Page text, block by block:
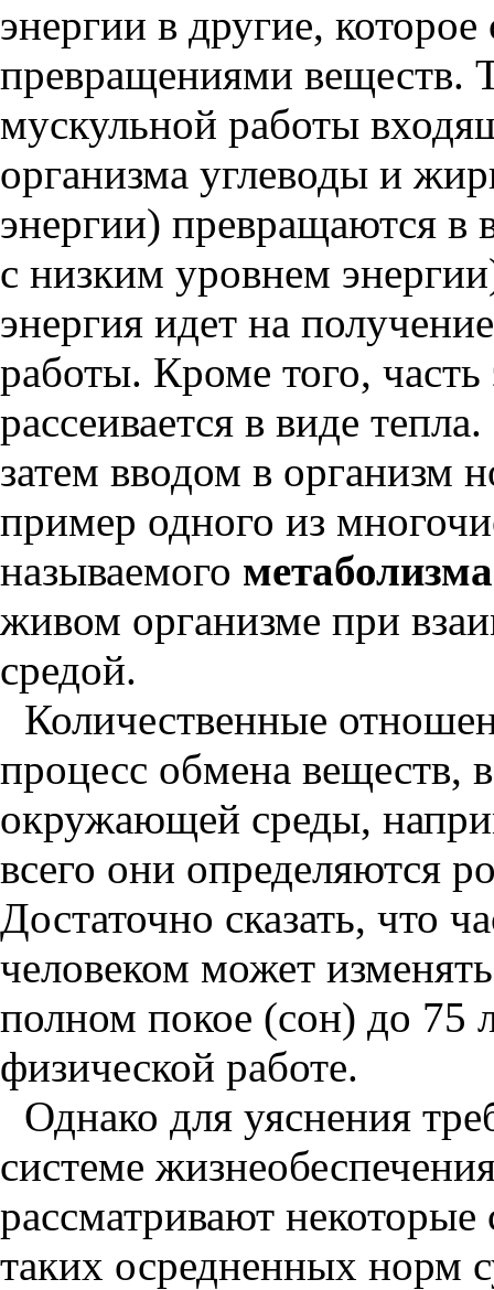
энергии в другие,
превращениями веществ.
мускульной работы
организма углеводы и
энергии) превращаются в
с низким уровнем
энергия идет на
работы. Кроме того,
рассеивается в виде
затем вводом в организм
пример одного из
называемого метаболизма
живом организме при
средой.
Количественные
процесс обмена веществ,
окружающей среды,
всего они определяются
Достаточно сказать, что
человеком может
полном покое (сон) до 75
физической работе.
Однако для уяснения
системе
рассматривают
таких осредненных норм